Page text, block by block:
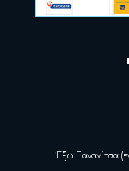
Έξω Παναγίτσα